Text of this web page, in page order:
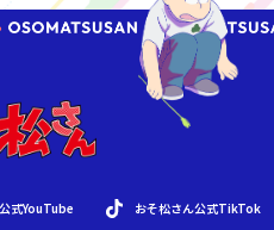
式YouTube おそ松さん公式TikTok